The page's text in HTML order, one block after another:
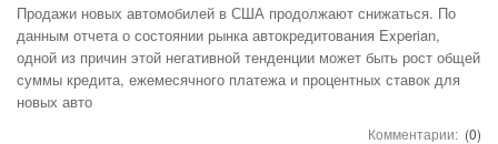
Продажи новых автомобилей в США продолжают снижаться. По
данным отчета о состоянии рынка автокредитования Experian,
одной из причин этой негативной тенденции может быть рост общей
суммы кредита, ежемесячного платежа и процентных ставок для
новых авто
Комментарии: (0)